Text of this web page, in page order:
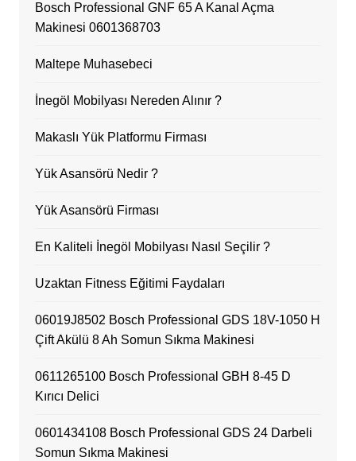
Bosch Professional GNF 65 A Kanal Açma
Makinesi 0601368703
Maltepe Muhasebeci
İnegöl Mobilyası Nereden Alınır ?
Makaslı Yük Platformu Firması
Yük Asansörü Nedir ?
Yük Asansörü Firması
En Kaliteli İnegöl Mobilyası Nasıl Seçilir ?
Uzaktan Fitness Eğitimi Faydaları
06019J8502 Bosch Professional GDS 18V-1050 H
Çift Akülü 8 Ah Somun Sıkma Makinesi
0611265100 Bosch Professional GBH 8-45 D
Kırıcı Delici
0601434108 Bosch Professional GDS 24 Darbeli
Somun Sıkma Makinesi